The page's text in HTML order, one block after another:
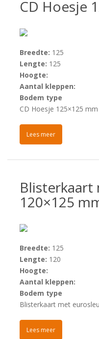
CD Hoesje
Breedte: 125
Lengte: 125
Hoogte:
Aantal kleppen:
Bodem type
CD Hoesje 125×125 mm
Lees meer
120×125
Breedte: 125
Lengte: 120
Hoogte:
Aantal kleppen:
Bodem type
Blisterkaart met
Lees meer